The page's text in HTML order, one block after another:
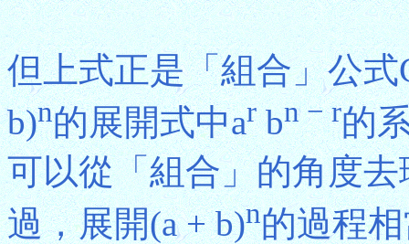
但上式正是「組合」公
b)n的展開式中arbn − r的
可以從「組合」的角度
過，展開(a + b)n的過程